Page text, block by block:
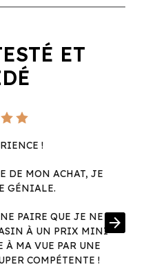
ET
!
DE MON ACHAT, JE
GÉNIALE.
PAIRE QUE JE NE
À UN PRIX MINI
À MA VUE PAR UNE
COMPÉTENTE !
arrow_forward